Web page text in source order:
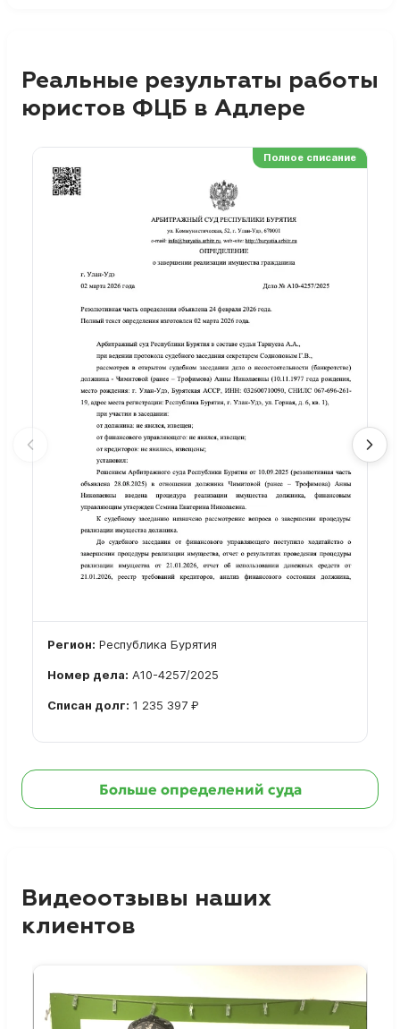
Реальные результаты работы
юристов ФЦБ в Адлере
Полное списание
Регион: Республика Бурятия
Номер дела: А10-4257/2025
Списан долг: 1 235 397 ₽
Больше определений суда
Видеоотзывы наших
клиентов